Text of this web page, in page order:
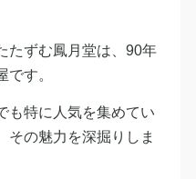
たずむ鳳月堂は、90年
す。
も特に人気を集めてい
その魅力を深掘りしま